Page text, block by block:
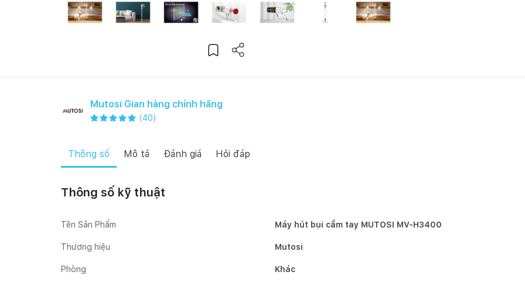
Mutosi Gian hàng chính hãng
(40)
Thông số Mô tả Đánh giá Hỏi đáp
Thông số kỹ thuật
Tên Sản Phẩm Máy hút bụi cầm tay MUTOSI MV-H3400
Thương hiệu Mutosi
Phòng Khác